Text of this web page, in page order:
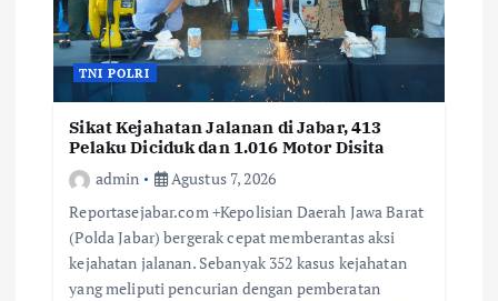
TNI POLRI
Sikat Kejahatan Jalanan di Jabar, 413
Pelaku Diciduk dan 1.016 Motor Disita
admin
Agustus 7, 2026
Reportasejabar.com +Kepolisian Daerah Jawa Barat
(Polda Jabar) bergerak cepat memberantas aksi
kejahatan jalanan. Sebanyak 352 kasus kejahatan
yang meliputi pencurian dengan pemberatan